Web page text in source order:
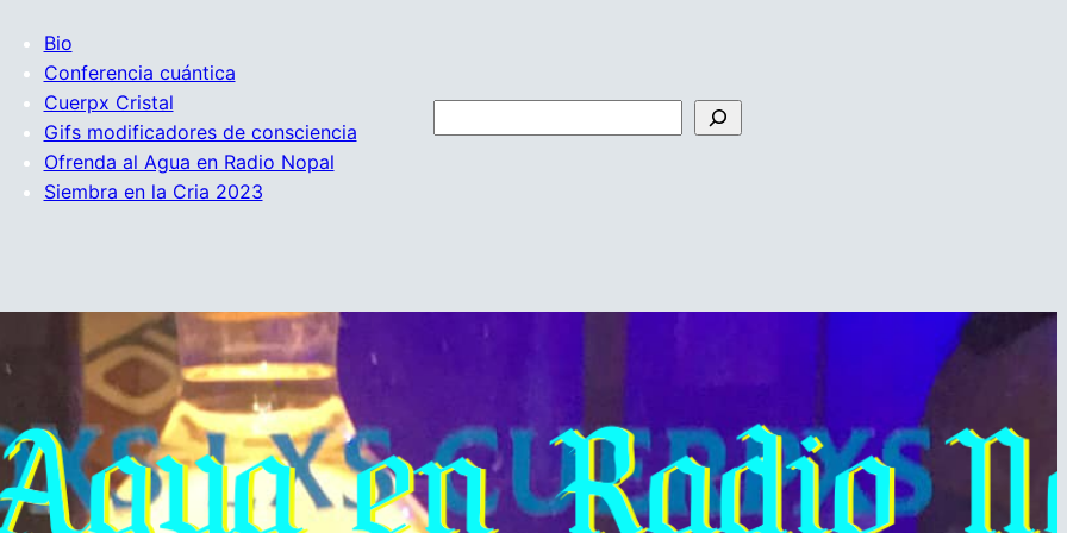
Bio
Conferencia cuántica
Cuerpx Cristal
Gifs modificadores de consciencia
Ofrenda al Agua en Radio Nopal
Siembra en la Cria 2023
u